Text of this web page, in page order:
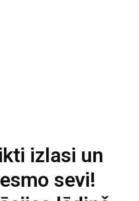
izlasi un
sevi!